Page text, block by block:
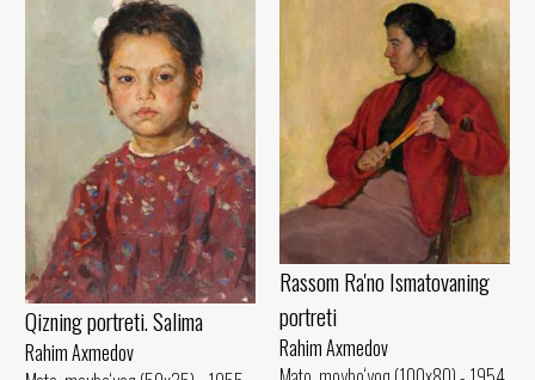
Qizning portreti. Salima
Rahim Axmedov
Rassom Ra'no Ismatovaning
portreti
Rahim Axmedov